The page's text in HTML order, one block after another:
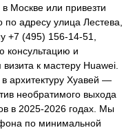
Москве или привезти
адресу улица Лестева,
+7 (495) 156-14-51,
консультацию и
к мастеру Huawei.
архитектуру Хуавей —
необратимого выхода
в 2025-2026 годах. Мы
по минимальной